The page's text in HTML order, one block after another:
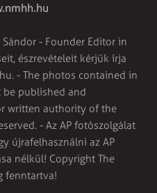
- Founder Editor in
észrevételeit kérjük írja
. - The photos contained in
be published and
written authority of the
- Az AP fotószolgálat
újrafelhasználni az AP
nélkül! Copyright The
fenntartva!